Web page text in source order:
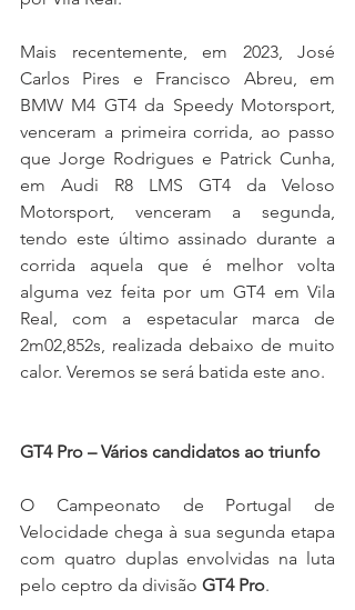
Mais recentemente, em 2023, José
Carlos Pires e Francisco Abreu, em
BMW M4 GT4 da Speedy Motorsport,
venceram a primeira corrida, ao passo
que Jorge Rodrigues e Patrick Cunha,
em Audi R8 LMS GT4 da Veloso
Motorsport, venceram a segunda,
tendo este último assinado durante a
corrida aquela que é melhor volta
alguma vez feita por um GT4 em Vila
Real, com a espetacular marca de
2m02,852s, realizada debaixo de muito
calor. Veremos se será batida este ano.
GT4 Pro – Vários candidatos ao triunfo
O Campeonato de Portugal de
Velocidade chega à sua segunda etapa
com quatro duplas envolvidas na luta
pelo ceptro da divisão GT4 Pro.